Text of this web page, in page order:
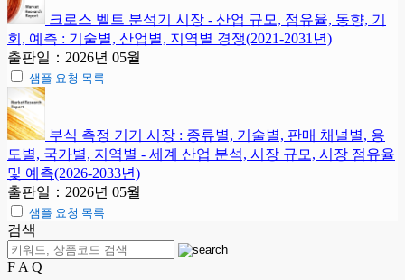
크로스 벨트 분석기 시장 - 산업 규모, 점유율, 동향, 기
회, 예측 : 기술별, 산업별, 지역별 경쟁(2021-2031년)
출판일：2026년 05월
샘플 요청 목록
부식 측정 기기 시장 : 종류별, 기술별, 판매 채널별, 용
도별, 국가별, 지역별 - 세계 산업 분석, 시장 규모, 시장 점유율
및 예측(2026-2033년)
출판일：2026년 05월
샘플 요청 목록
검색
F A Q